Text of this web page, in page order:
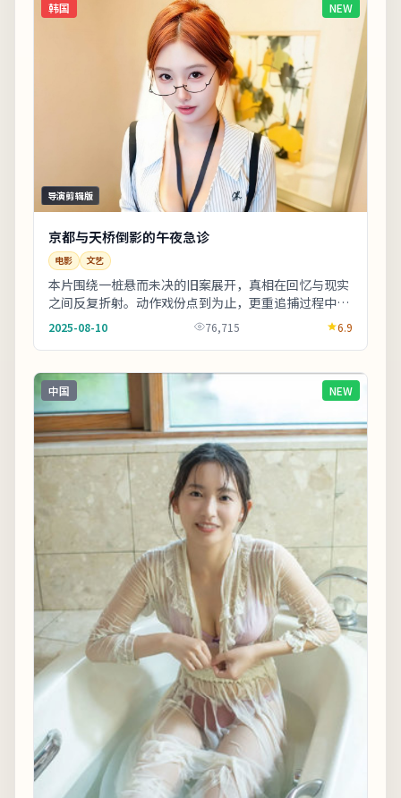
韩国 NEW
导演剪辑版
京都与天桥倒影的午夜急诊
电影 文艺
本片围绕一桩悬而未决的旧案展开，真相在回忆与现实
之间反复折射。动作戏份点到为止，更重追捕过程中的
心理博弈。欢迎在观影记录里写下你的解读：同一故
事...
2025-08-10 76,715 6.9
中国 NEW